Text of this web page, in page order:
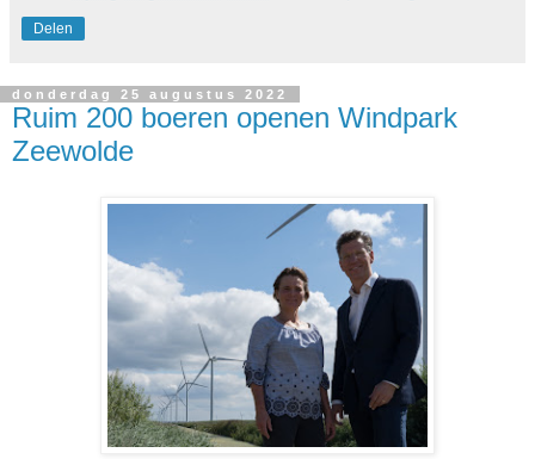
Delen
donderdag 25 augustus 2022
Ruim 200 boeren openen Windpark
Zeewolde